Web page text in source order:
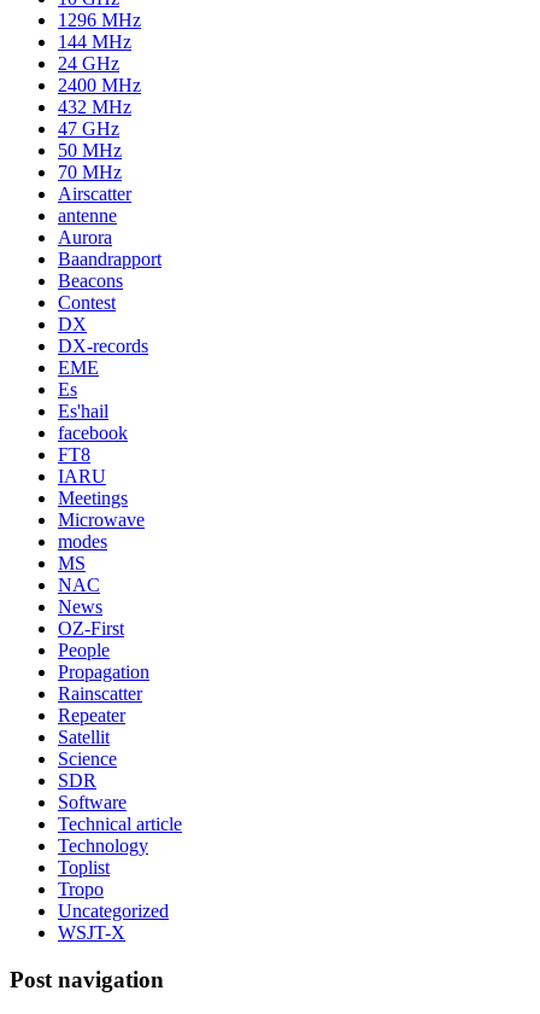
1296 MHz
144 MHz
24 GHz
2400 MHz
432 MHz
47 GHz
50 MHz
70 MHz
Airscatter
antenne
Aurora
Baandrapport
Beacons
Contest
DX
DX-records
EME
Es
Es'hail
facebook
FT8
IARU
Meetings
Microwave
modes
MS
NAC
News
OZ-First
People
Propagation
Rainscatter
Repeater
Satellit
Science
SDR
Software
Technical article
Technology
Toplist
Tropo
Uncategorized
WSJT-X
Post navigation